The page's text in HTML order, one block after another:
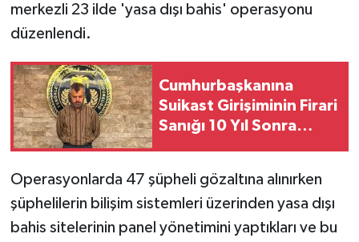
merkezli 23 ilde 'yasa dışı bahis' operasyonu
düzenlendi.
Cumhurbaşkanına
Suikast Girişiminin Firari
Sanığı 10 Yıl Sonra
Operasyonlarda 47 şüpheli gözaltına alınırken
şüphelilerin bilişim sistemleri üzerinden yasa dışı
bahis sitelerinin panel yönetimini yaptıkları ve bu